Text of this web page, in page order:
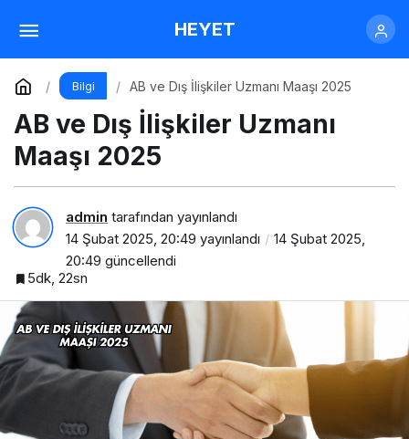
HEYET
Bilgi AB ve Dış İlişkiler Uzmanı Maaşı 2025
AB ve Dış İlişkiler Uzmanı
Maaşı 2025
admin tarafından yayınlandı
14 Şubat 2025, 20:49 yayınlandı
14 Şubat 2025,
20:49 güncellendi
5dk, 22sn
Esnaf Kefalet Kredisi Şartları Nelerdir?
Yorum Yap